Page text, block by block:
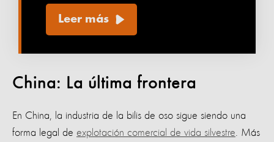
Leer más
China: La última frontera
En China, la industria de la bilis de oso sigue siendo una
forma legal de explotación comercial de vida silvestre . Más